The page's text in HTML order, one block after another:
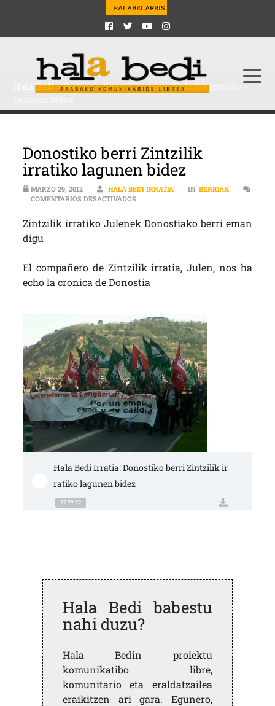
HALABELARRIS
Hala Bedi>Berriak>Donostiko berri Zintzilik irratiko
Donostiko berri Zintzilik
irratiko lagunen bidez
MARZO 29, 2012 HALA BEDI IRRATIA IN BERRIAK
COMENTARIOS DESACTIVADOSEN DONOSTIKO BERRI ZINTZILIK
Zintzilik irratiko Julenek Donostiako berri eman
digu
El compañero de Zintzilik irratia, Julen, nos ha
echo la cronica de Donostia
Hala Bedi Irratia: Donostiko berri Zintzilik ir
ratiko lagunen bidez
??:??:??
Hala Bedi babestu
nahi duzu?
Hala Bedin proiektu
komunikatibo libre,
komunitario eta eraldatzailea
eraikitzen ari gara. Egunero,